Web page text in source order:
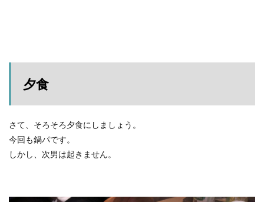
夕食
さて、そろそろ夕食にしましょう。
今回も鍋パです。
しかし、次男は起きません。